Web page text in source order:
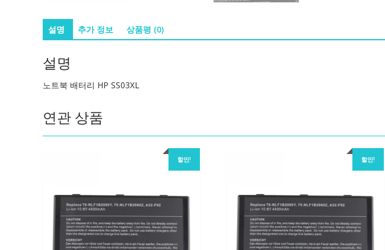
설명 추가 정보 상품평 (0)
설명
노트북 배터리 HP SS03XL
연관 상품
할인! 할인!